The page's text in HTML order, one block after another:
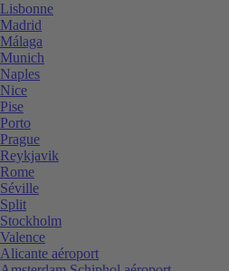
Lisbonne
Madrid
Málaga
Munich
Naples
Nice
Pise
Porto
Prague
Reykjavik
Rome
Séville
Split
Stockholm
Valence
Alicante aéroport